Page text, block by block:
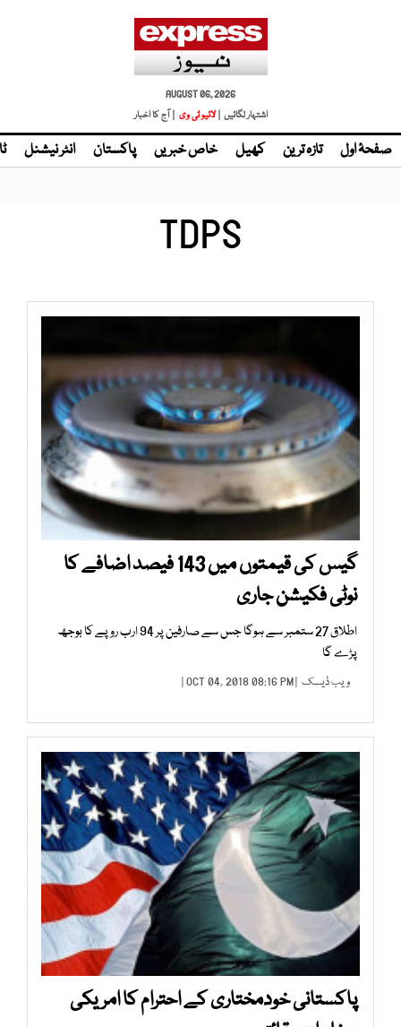
AUGUST 06, 2026
اشتہار لگائیں |
| آج کا اخبار
صفحۂ اول تازہ ترین کھیل خاص خبریں پاکستان انٹر نیشنل
TDPS
گیس کی قیمتوں میں 143 فیصد اضافے کا
نوٹی فکیشن جاری
اطلاق 27 ستمبر سے ہوگا جس سے صارفین پر 94 ارب روپے کا بوجھ
پڑے گا
ویب ڈیسک | OCT 04, 2018 08:16 PM |
پاکستانی خودمختاری کے احترام کا امریکی